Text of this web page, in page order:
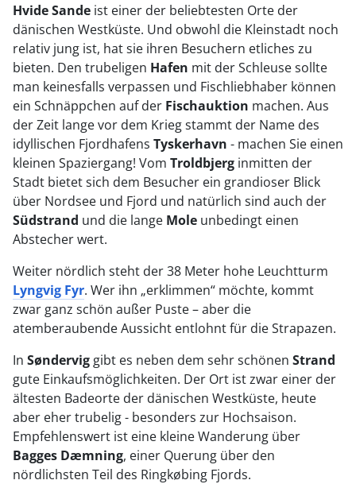
Hvide Sande ist einer der beliebtesten Orte der
dänischen Westküste. Und obwohl die Kleinstadt noch
relativ jung ist, hat sie ihren Besuchern etliches zu
bieten. Den trubeligen Hafen mit der Schleuse sollte
man keinesfalls verpassen und Fischliebhaber können
ein Schnäppchen auf der Fischauktion machen. Aus
der Zeit lange vor dem Krieg stammt der Name des
idyllischen Fjordhafens Tyskerhavn - machen Sie einen
kleinen Spaziergang! Vom Troldbjerg inmitten der
Stadt bietet sich dem Besucher ein grandioser Blick
über Nordsee und Fjord und natürlich sind auch der
Südstrand und die lange Mole unbedingt einen
Abstecher wert.
Weiter nördlich steht der 38 Meter hohe Leuchtturm
Lyngvig Fyr. Wer ihn „erklimmen“ möchte, kommt
zwar ganz schön außer Puste – aber die
atemberaubende Aussicht entlohnt für die Strapazen.
In Søndervig gibt es neben dem sehr schönen Strand
gute Einkaufsmöglichkeiten. Der Ort ist zwar einer der
ältesten Badeorte der dänischen Westküste, heute
aber eher trubelig - besonders zur Hochsaison.
Empfehlenswert ist eine kleine Wanderung über
Bagges Dæmning, einer Querung über den
nördlichsten Teil des Ringkøbing Fjords.